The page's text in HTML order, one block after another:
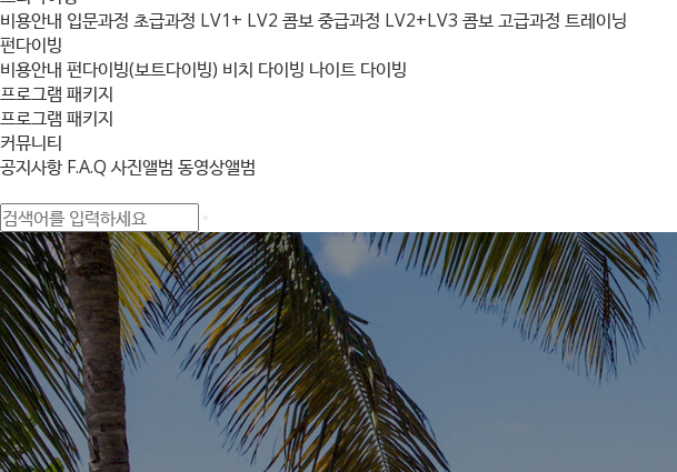
비용안내 입문과정 초급과정 LV1+ LV2 콤보중급과정 LV2+LV3 콤보고급과정 트레이닝
펀다이빙
비용안내 펀다이빙(보트다이빙) 비치 다이빙 나이트 다이빙
프로그램 패키지
프로그램 패키지
커뮤니티
공지사항 F.A.Q 사진앨범 동영상앨범